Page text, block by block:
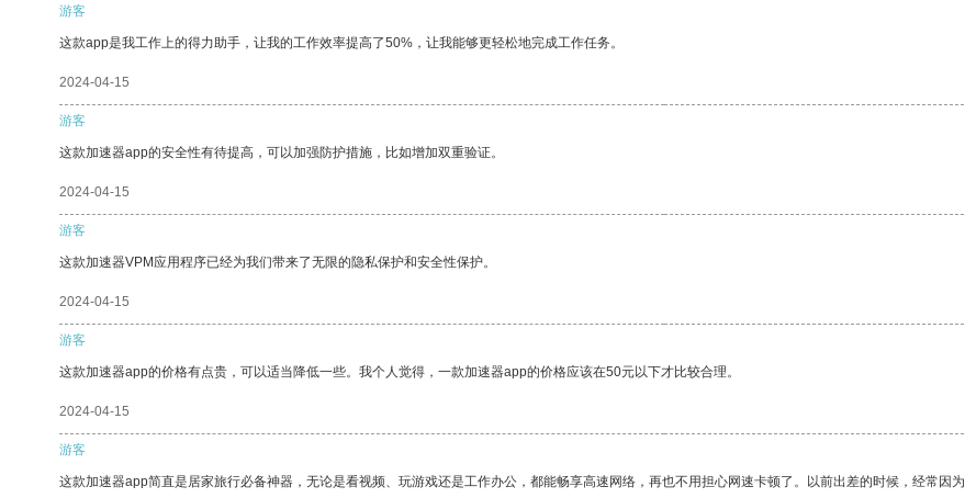
游客
这款app是我工作上的得力助手，让我的工作效率提高了50%，让我能够更轻松地完成工作任务。
2024-04-15
游客
这款加速器app的安全性有待提高，可以加强防护措施，比如增加双重验证。
2024-04-15
游客
这款加速器VPM应用程序已经为我们带来了无限的隐私保护和安全性保护。
2024-04-15
游客
这款加速器app的价格有点贵，可以适当降低一些。我个人觉得，一款加速器app的价格应该在50元以下才比较合理。
2024-04-15
游客
这款加速器app简直是居家旅行必备神器，无论是看视频、玩游戏还是工作办公，都能畅享高速网络，再也不用担心网速卡顿了。以前出差的时候，经常因